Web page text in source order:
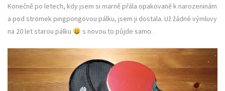
Konečně po letech, kdy jsem si marně přála opakovaně k narozeninám
a pod stromek pingpongovou pálku, jsem ji dostala. Už žádné výmluvy
na 20 let starou pálku
s novou to půjde samo.